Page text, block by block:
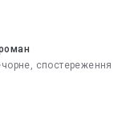
спостереження